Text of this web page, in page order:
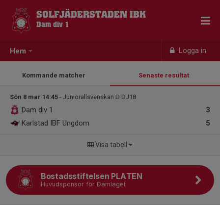
Hem Logga in
SOLFJÄDERSTADEN IBK
Dam div 1
Kommande matcher Senaste resultat
Sön 8 mar 14:45 - Juniorallsvenskan D DJ18
3
Dam div 1
5
Karlstad IBF Ungdom
Visa tabell
Bostadsstiftelsen PLATEN
Huvudsponsor för Damlaget